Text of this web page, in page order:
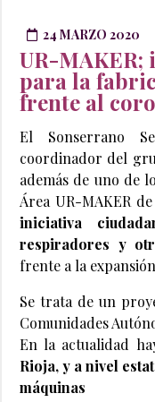
24 MARZO 2020
UR-
para la
frente al
El Sonserrano
coordinador del
además de uno de
Área UR-MAKER
iniciativa
respiradores y
frente a la
Se trata de un
Comunidades
En la actualidad
Rioja, y a nivel
máquinas